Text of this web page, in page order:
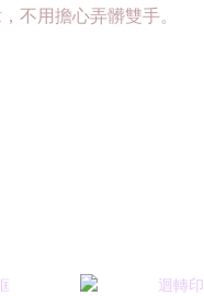
不用擔心弄髒雙手。